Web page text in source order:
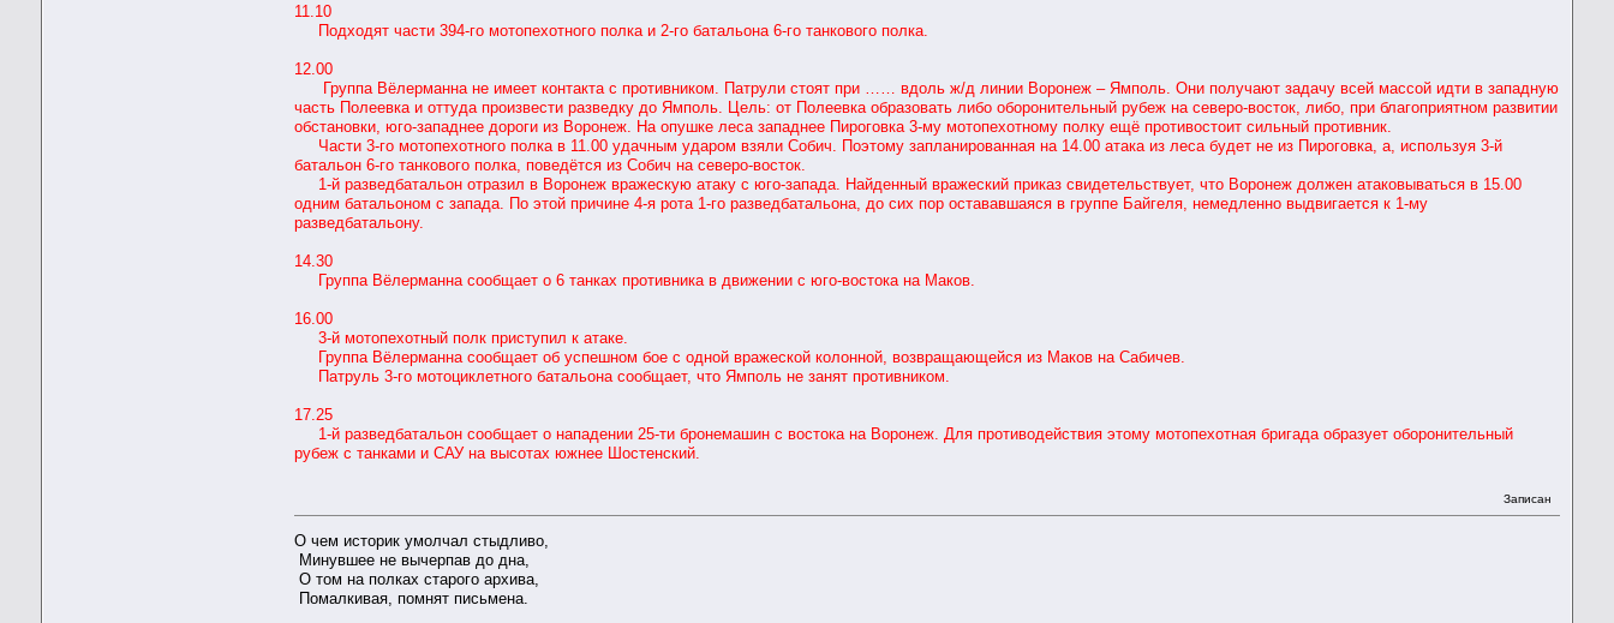
11.10
Подходят части 394-го мотопехотного полка и 2-го батальона 6-го танкового полка.
12.00
Группа Вёлерманна не имеет контакта с противником. Патрули стоят при …… вдоль ж/д линии Воронеж – Ямполь. Они получают задачу всей массой идти в западную
часть Полеевка и оттуда произвести разведку до Ямполь. Цель: от Полеевка образовать либо оборонительный рубеж на северо-восток, либо, при благоприятном развитии
обстановки, юго-западнее дороги из Воронеж. На опушке леса западнее Пироговка 3-му мотопехотному полку ещё противостоит сильный противник.
Части 3-го мотопехотного полка в 11.00 удачным ударом взяли Собич. Поэтому запланированная на 14.00 атака из леса будет не из Пироговка, а, используя 3-й
батальон 6-го танкового полка, поведётся из Собич на северо-восток.
1-й разведбатальон отразил в Воронеж вражескую атаку с юго-запада. Найденный вражеский приказ свидетельствует, что Воронеж должен атаковываться в 15.00
одним батальоном с запада. По этой причине 4-я рота 1-го разведбатальона, до сих пор остававшаяся в группе Байгеля, немедленно выдвигается к 1-му
разведбатальону.
14.30
Группа Вёлерманна сообщает о 6 танках противника в движении с юго-востока на Маков.
16.00
3-й мотопехотный полк приступил к атаке.
Группа Вёлерманна сообщает об успешном бое с одной вражеской колонной, возвращающейся из Маков на Сабичев.
Патруль 3-го мотоциклетного батальона сообщает, что Ямполь не занят противником.
17.25
1-й разведбатальон сообщает о нападении 25-ти бронемашин с востока на Воронеж. Для противодействия этому мотопехотная бригада образует оборонительный
рубеж с танками и САУ на высотах южнее Шостенский.
Записан
О чем историк умолчал стыдливо,
Минувшее не вычерпав до дна,
О том на полках старого архива,
Помалкивая, помнят письмена.